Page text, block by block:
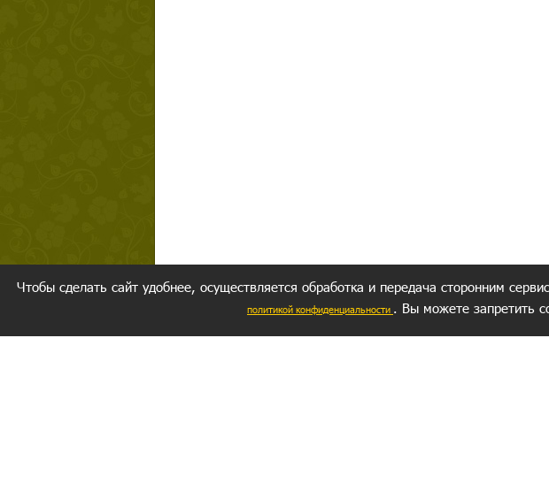
Чтобы сделать сайт удобнее, осуществляется обработка и передача сторонним
политикой конфиденциальности . Вы можете запретить